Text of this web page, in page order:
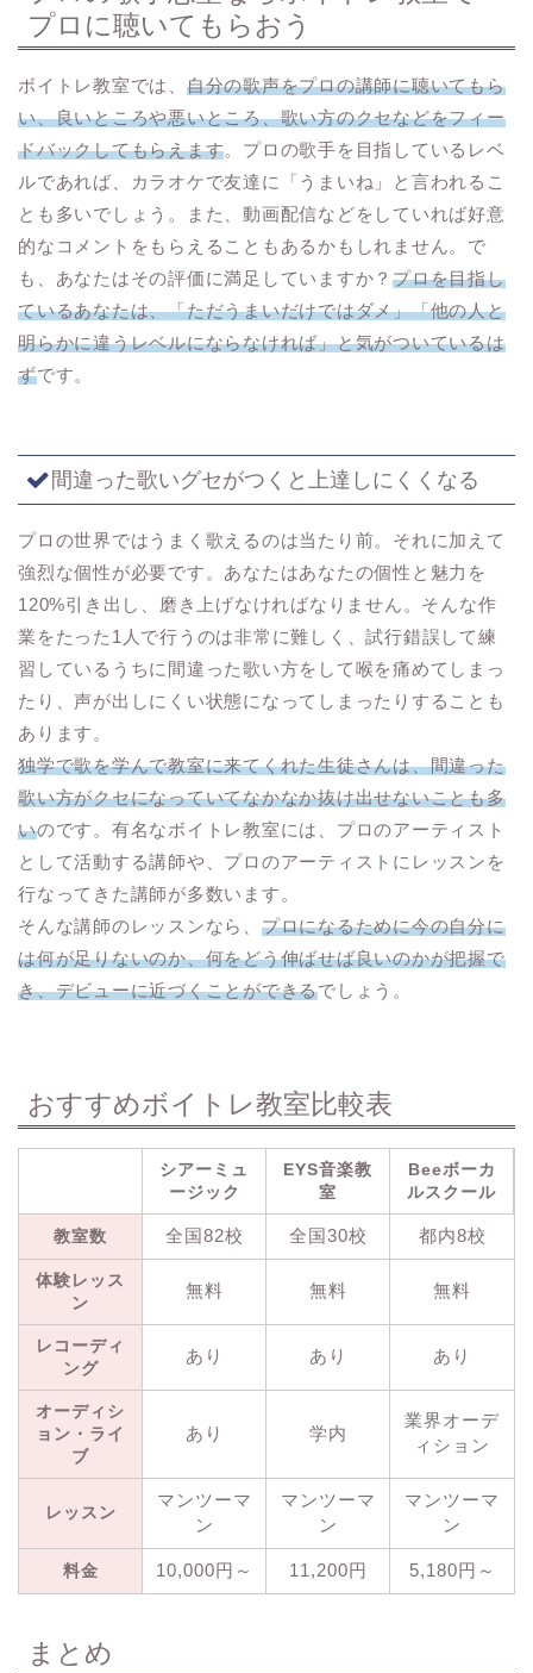
プロに聴いてもらおう
ボイトレ教室では、 自分の歌声をプロの講師に聴いてもら
い、良いところや悪いところ、歌い方のクセなどをフィー
ドバックしてもらえます。プロの歌手を目指しているレベ
ルであれば、カラオケで友達に「うまいね」と言われるこ
とも多いでしょう。また、動画配信などをしていれば好意
的なコメントをもらえることもあるかもしれません。で
も、あなたはその評価に満足していますか？プロを目指し
ているあなたは、「ただうまいだけではダメ」「他の人と
明らかに違うレベルにならなければ」と気がついているは
ずです。
間違った歌いグセがつくと上達しにくくなる
プロの世界ではうまく歌えるのは当たり前。それに加えて
強烈な個性が必要です。あなたはあなたの個性と魅力を
120%引き出し、磨き上げなければなりません。そんな作
業をたった1人で行うのは非常に難しく、試行錯誤して練
習しているうちに間違った歌い方をして喉を痛めてしまっ
たり、声が出しにくい状態になってしまったりすることも
あります。
独学で歌を学んで教室に来てくれた生徒さんは、間違った
歌い方がクセになっていてなかなか抜け出せないことも多
いのです。有名なボイトレ教室には、プロのアーティスト
として活動する講師や、プロのアーティストにレッスンを
行なってきた講師が多数います。
そんな講師のレッスンなら、 プロになるために今の自分に
は何が足りないのか、何をどう伸ばせば良いのかが把握で
き、デビューに近づくことができるでしょう。
おすすめボイトレ教室比較表
シアーミュ
ージック
EYS音楽教
室
Beeボーカ
ルスクール
教室数 全国82校 全国30校 都内8校
体験レッス
ン
無料 無料 無料
レコーディ
ング
あり あり あり
オーディシ
ョン・ライ
ブ
あり 学内
業界オーデ
ィション
レッスン
マンツーマ
ン
マンツーマ
ン
マンツーマ
ン
料金 10,000円～ 11,200円 5,180円～
まとめ